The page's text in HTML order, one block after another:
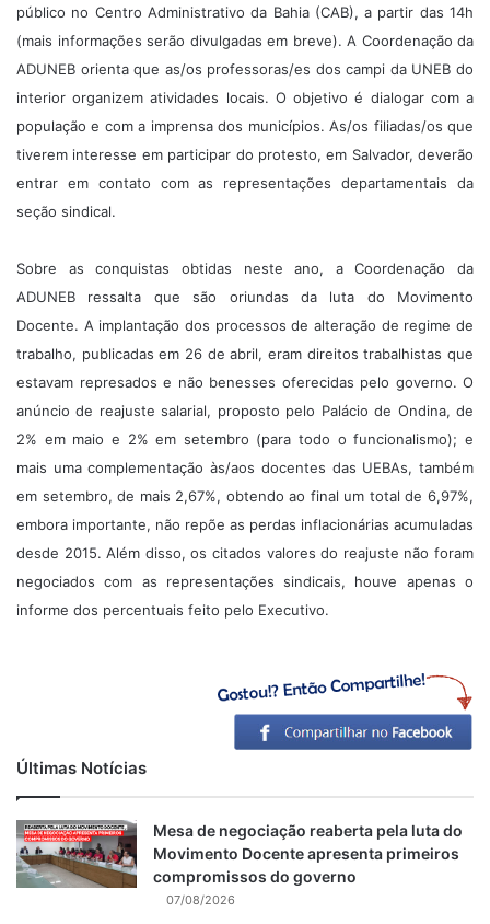
público no Centro Administrativo da Bahia (CAB), a partir das 14h
(mais informações serão divulgadas em breve). A Coordenação da
ADUNEB orienta que as/os professoras/es dos campi da UNEB do
interior organizem atividades locais. O objetivo é dialogar com a
população e com a imprensa dos municípios. As/os filiadas/os que
tiverem interesse em participar do protesto, em Salvador, deverão
entrar em contato com as representações departamentais da
seção sindical.
Sobre as conquistas obtidas neste ano, a Coordenação da
ADUNEB ressalta que são oriundas da luta do Movimento
Docente. A implantação dos processos de alteração de regime de
trabalho, publicadas em 26 de abril, eram direitos trabalhistas que
estavam represados e não benesses oferecidas pelo governo. O
anúncio de reajuste salarial, proposto pelo Palácio de Ondina, de
2% em maio e 2% em setembro (para todo o funcionalismo); e
mais uma complementação às/aos docentes das UEBAs, também
em setembro, de mais 2,67%, obtendo ao final um total de 6,97%,
embora importante, não repõe as perdas inflacionárias acumuladas
desde 2015. Além disso, os citados valores do reajuste não foram
negociados com as representações sindicais, houve apenas o
informe dos percentuais feito pelo Executivo.
Últimas Notícias
Mesa de negociação reaberta pela luta do
Movimento Docente apresenta primeiros
compromissos do governo
07/08/2026